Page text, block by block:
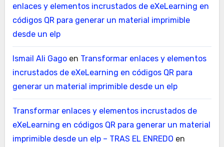
enlaces y elementos incrustados de eXeLearning en
códigos QR para generar un material imprimible
desde un elp
Ismail Ali Gagoen Transformar enlaces y elementos
incrustados de eXeLearning en códigos QR para
generar un material imprimible desde un elp
Transformar enlaces y elementos incrustados de
eXeLearning en códigos QR para generar un material
imprimible desde un elp – TRAS EL ENREDO en